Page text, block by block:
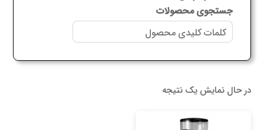
جستجوی محصولات
در حال نمایش یک نتیجه